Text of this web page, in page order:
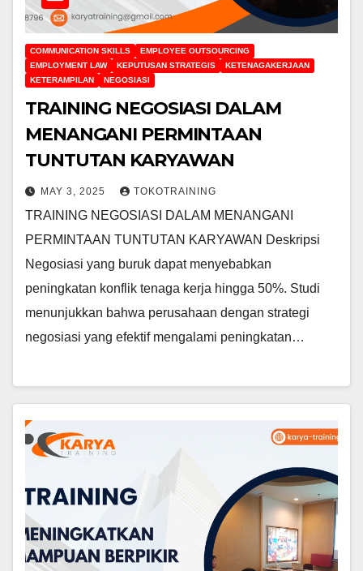
COMMUNICATION SKILLS
EMPLOYEE OUTSOURCING
EMPLOYMENT LAW
KEPUTUSAN STRATEGIS
KETENAGAKERJAAN
KETERAMPILAN
NEGOSIASI
TRAINING NEGOSIASI DALAM
MENANGANI PERMINTAAN
TUNTUTAN KARYAWAN
MAY 3, 2025 TOKOTRAINING
TRAINING NEGOSIASI DALAM MENANGANI
PERMINTAAN TUNTUTAN KARYAWAN Deskripsi
Negosiasi yang buruk dapat menyebabkan
peningkatan konflik tenaga kerja hingga 50%. Studi
menunjukkan bahwa perusahaan dengan strategi
negosiasi yang efektif mengalami peningkatan…